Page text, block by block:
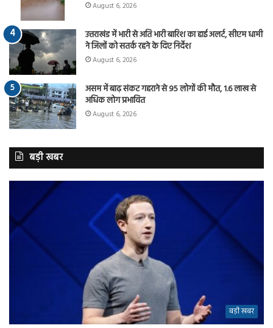
August 6, 2026
उत्तराखंड में भारी से अति भारी बारिश का हाई अलर्ट, सीएम धामी
ने जिलों को सतर्क रहने के दिए निर्देश
August 6, 2026
असम में बाढ़ संकट गहराने से 95 लोगों की मौत, 1.6 लाख से
अधिक लोग प्रभावित
August 6, 2026
बड़ी खबर
बड़ी खबर